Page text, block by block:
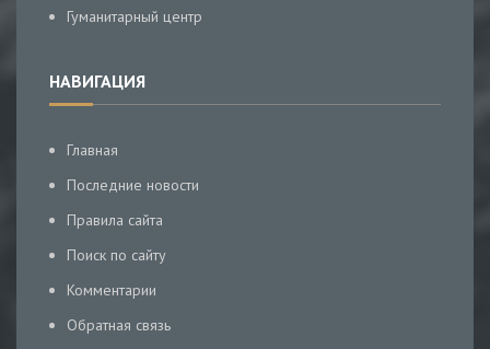
Гуманитарный центр
НАВИГАЦИЯ
Главная
Последние новости
Правила сайта
Поиск по сайту
Комментарии
Обратная связь